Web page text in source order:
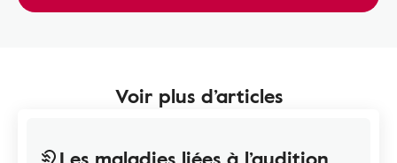
Voir plus d’articles